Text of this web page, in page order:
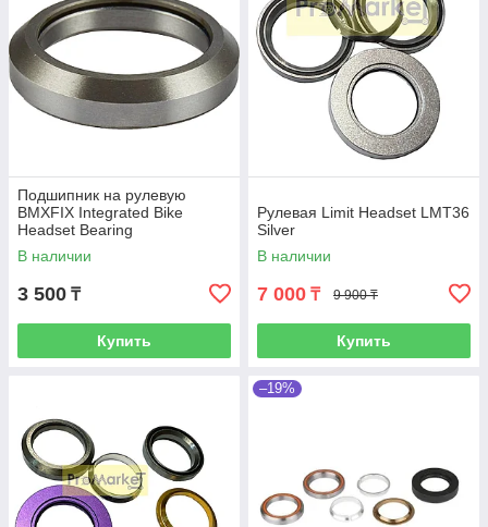
Подшипник на рулевую
BMXFIX Integrated Bike
Headset Bearing
В наличии
3 500 ₸
Купить
Рулевая Limit Headset LMT36
Silver
В наличии
7 000 ₸ 9 900 ₸
Купить
–19%